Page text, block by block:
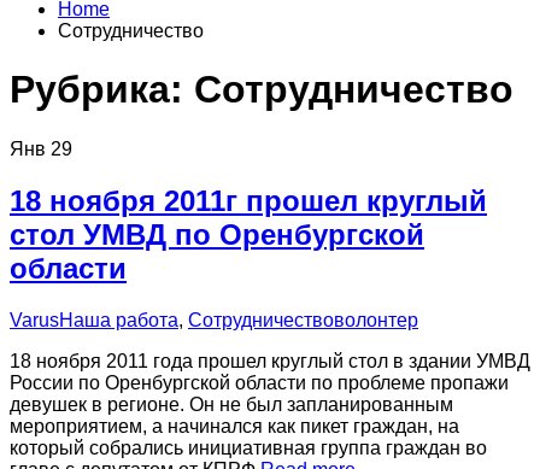
Home
Сотрудничество
Рубрика: Сотрудничество
Янв 29
18 ноября 2011г прошел круглый
стол УМВД по Оренбургской
области
VarusНаша работа, Сотрудничествоволонтер
18 ноября 2011 года прошел круглый стол в здании УМВД
России по Оренбургской области по проблеме пропажи
девушек в регионе. Он не был запланированным
мероприятием, а начинался как пикет граждан, на
который собрались инициативная группа граждан во